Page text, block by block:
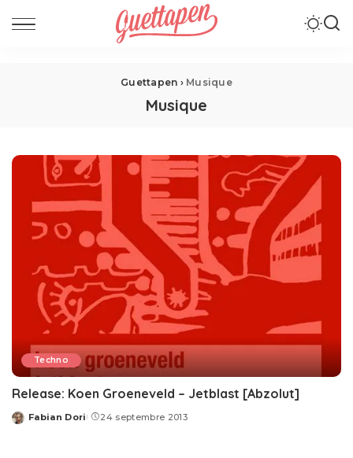
Guettapen › Musique
Musique
Techno
Release: Koen Groeneveld – Jetblast [Abzolut]
Posted
Fabian Dori 24 septembre 2013